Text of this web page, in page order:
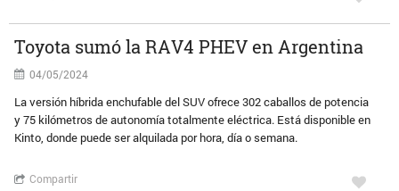
Toyota sumó la RAV4 PHEV en Argentina
04/05/2024
La versión híbrida enchufable del SUV ofrece 302 caballos de potencia
y 75 kilómetros de autonomía totalmente eléctrica. Está disponible en
Kinto, donde puede ser alquilada por hora, día o semana.
Compartir